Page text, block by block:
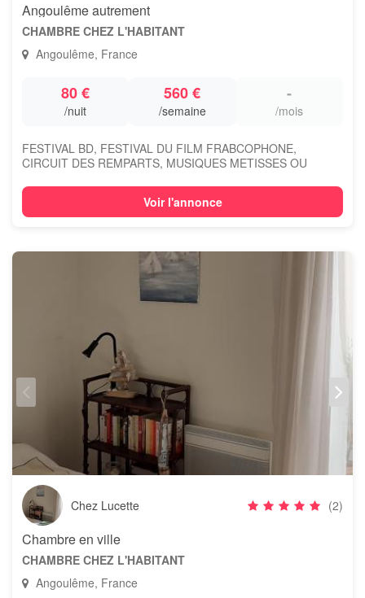
Angoulême autrement
CHAMBRE CHEZ L'HABITANT
Angoulême, France
80 €
/nuit
560 €
/semaine
-
/mois
FESTIVAL BD, FESTIVAL DU FILM FRABCOPHONE,
CIRCUIT DES REMPARTS, MUSIQUES METISSES OU
Voir l'annonce
Chez Lucette (2)
Chambre en ville
CHAMBRE CHEZ L'HABITANT
Angoulême, France